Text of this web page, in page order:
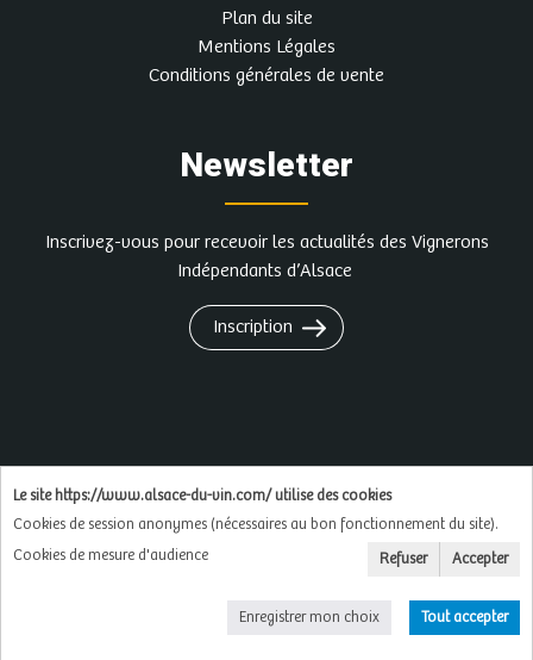
Plan du site
Mentions Légales
Conditions générales de vente
Newsletter
Inscrivez-vous pour recevoir les actualités des Vignerons
Indépendants d’Alsace
Inscription
L'abus d'alcool est dangereux pour la santé, à
consommer avec modération
Copyright © 2026
Le site https://www.alsace-du-vin.com/ utilise des cookies
Cookies de session anonymes (nécessaires au bon fonctionnement du site).
Cookies de mesure d'audience
Refuser Accepter
Enregistrer mon choix Tout accepter